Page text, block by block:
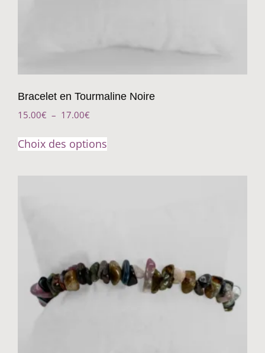
Bracelet en Tourmaline Noire
15.00€ – 17.00€
Choix des options